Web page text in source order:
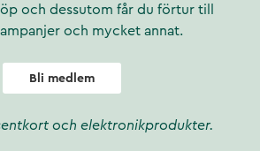
och dessutom får du förtur till
och mycket annat.
Bli medlem
och elektronikprodukter.